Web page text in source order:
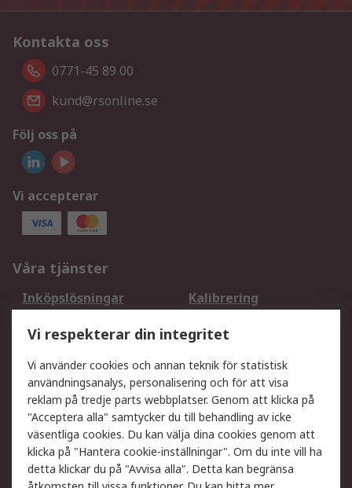
Kontakta oss
0771-45 89 00
kund@rsonline.se
Följ oss på
Vi accepterar
Våra tjänster
Inköpslösningar
Kalibrering
DesignSpark
Teknisk Support
Ditt lokala säljteam
Exportlösningar
Support
Få hjälp
Retur av varor
Leverans
Spåra din order
Begär en fakturakopi
Fördelar med RS-konto
Vi respekterar din integritet
Vi använder cookies och annan teknik för statistisk
användningsanalys, personalisering och för att visa
reklam på tredje parts webbplatser. Genom att klicka på
"Acceptera alla" samtycker du till behandling av icke
väsentliga cookies. Du kan välja dina cookies genom att
klicka på "Hantera cookie-inställningar". Om du inte vill ha
detta klickar du på "Avvisa alla". Detta kan begränsa